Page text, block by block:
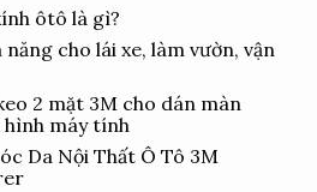
ôtô là gì?
cho lái xe, làm vườn, vận
2 mặt 3M cho dán màn
máy tính
Da Nội Thất Ô Tô 3M